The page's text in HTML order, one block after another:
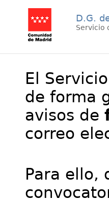
D.G.
Servicio
El
de forma
avisos de
correo
Para ello,